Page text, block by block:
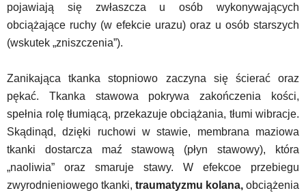
pojawiają się zwłaszcza u osób wykonywających
obciążające ruchy (w efekcie urazu) oraz u osób starszych
(wskutek „zniszczenia”).
Zanikająca tkanka stopniowo zaczyna się ścierać oraz
pękać. Tkanka stawowa pokrywa zakończenia kości,
spełnia rolę tłumiącą, przekazuje obciążania, tłumi wibracje.
Skądinąd, dzięki ruchowi w stawie, membrana maziowa
tkanki dostarcza maź stawową (płyn stawowy), która
„naoliwia” oraz smaruje stawy. W efekcoe przebiegu
zwyrodnieniowego tkanki, traumatyzmu kolana, obciążenia